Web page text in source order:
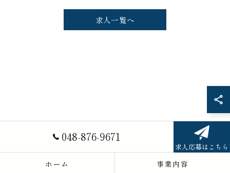
求人一覧へ
048-876-9671
求人応募はこちら
ホーム 事業内容